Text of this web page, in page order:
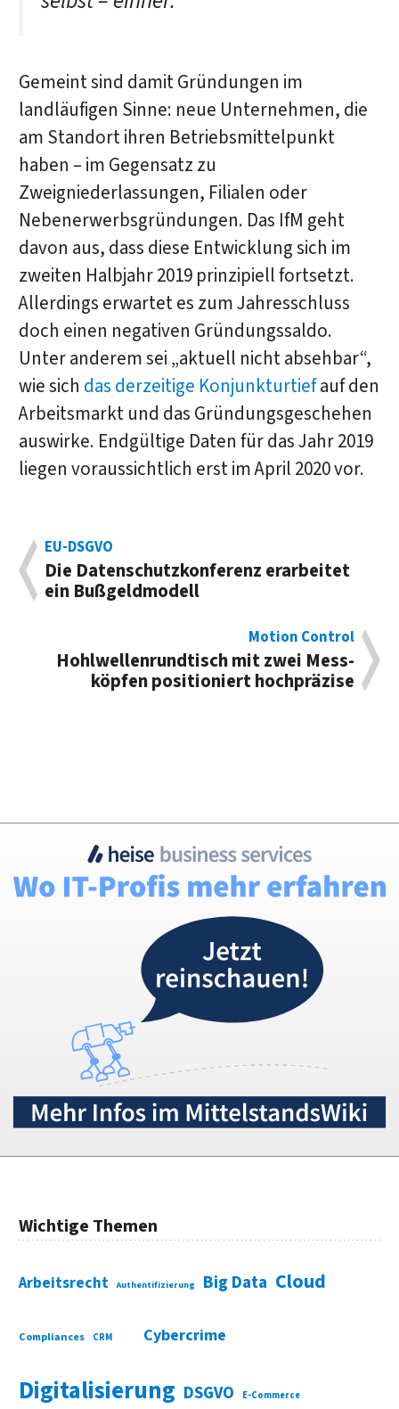
Gemeint sind damit Gründungen im
landläufigen Sinne: neue Unternehmen, die
am Standort ihren Betriebsmittelpunkt
haben – im Gegensatz zu
Zweigniederlassungen, Filialen oder
Nebenerwerbsgründungen. Das IfM geht
davon aus, dass diese Entwicklung sich im
zweiten Halbjahr 2019 prinzipiell fortsetzt.
Allerdings erwartet es zum Jahresschluss
doch einen negativen Gründungssaldo.
Unter anderem sei „aktuell nicht absehbar“,
wie sich das derzeitige Konjunkturtiefauf den
Arbeitsmarkt und das Gründungsgeschehen
auswirke. Endgültige Daten für das Jahr 2019
liegen voraussichtlich erst im April 2020 vor.
EU-DSGVO
Die Datenschutz­konferenz erarbeitet
ein Buß­geldmodell
Motion Control
Hohlwellen­rundtisch mit zwei Mess­
köpfen positio­niert hochpräzise
Wichtige Themen
Arbeitsrecht Authentifizierung Big Data Cloud
Compliances CRM Cybercrime
Digitalisierung DSGVO E-Commerce